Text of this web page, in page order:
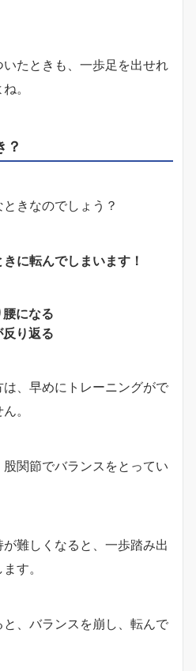
たときも、一歩足を出せれ
。
？
きなのでしょう？
に転んでしまいます！
になる
り返る
、早めにトレーニングがで
。
股関節でバランスをとってい
難しくなると、一歩踏み出
す。
、バランスを崩し、転んで